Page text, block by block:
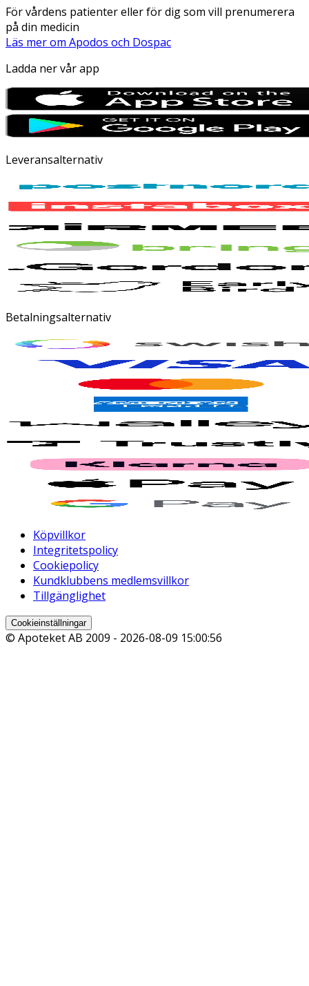
För vårdens patienter eller för dig som vill prenumerera
på din medicin
Läs mer om Apodos och Dospac
Ladda ner vår app
Leveransalternativ
Betalningsalternativ
Köpvillkor
Integritetspolicy
Cookiepolicy
Kundklubbens medlemsvillkor
Tillgänglighet
Cookieinställningar
© Apoteket AB 2009 - 2026-08-09 15:00:56